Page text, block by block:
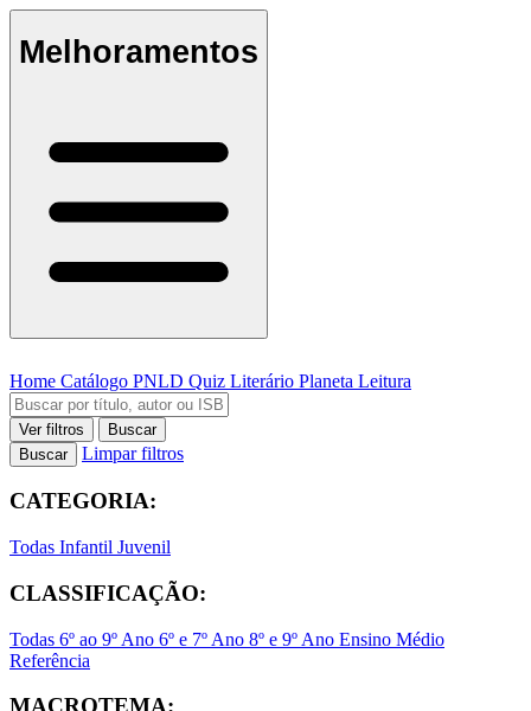
Melhoramentos
Home Catálogo PNLD Quiz Literário Planeta Leitura
Ver filtros
Buscar
Buscar
Limpar filtros
CATEGORIA:
Todas Infantil Juvenil
CLASSIFICAÇÃO:
Todas 6º ao 9º Ano 6º e 7º Ano 8º e 9º Ano Ensino Médio
Referência